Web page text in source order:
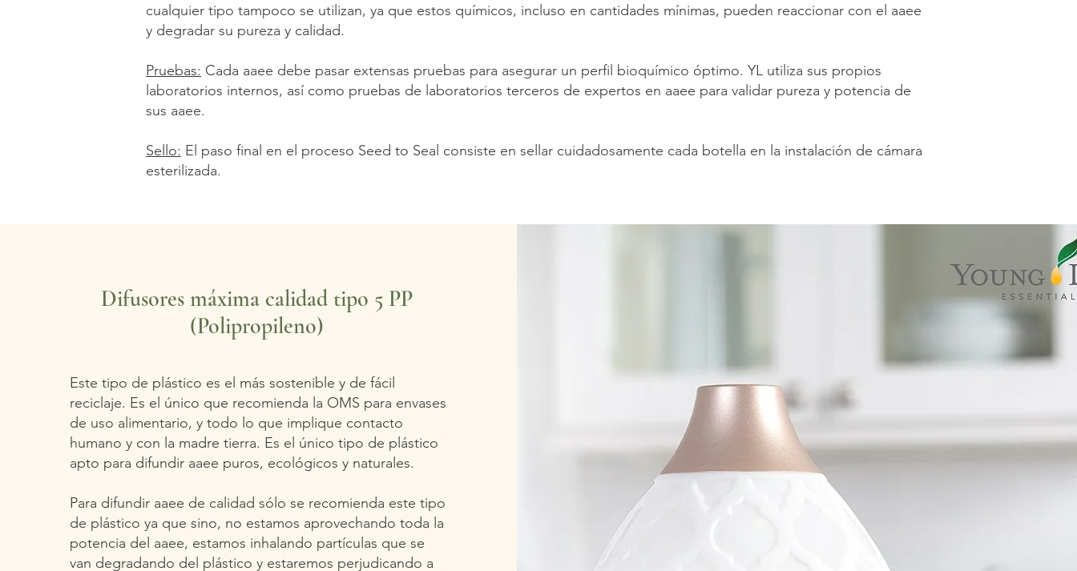
cualquier tipo tampoco se utilizan, ya que estos químicos, incluso en cantidades mínimas, pueden reaccionar con el aaee
y degradar su pureza y calidad.
Pruebas: Cada aaee debe pasar extensas pruebas para asegurar un perfil bioquímico óptimo. YL utiliza sus propios
laboratorios internos, así como pruebas de laboratorios terceros de expertos en aaee para validar pureza y potencia de
sus aaee.
Sello: El paso final en el proceso Seed to Seal consiste en sellar cuidadosamente cada botella en la instalación de cámara
esterilizada.
Difusores máxima calidad tipo 5 PP
(Polipropileno)
Este tipo de plástico es el más sostenible y de fácil
reciclaje. Es el único que recomienda la OMS para envases
de uso alimentario, y todo lo que implique contacto
humano y con la madre tierra. Es el único tipo de plástico
apto para difundir aaee puros, ecológicos y naturales.
Para difundir aaee de calidad sólo se recomienda este tipo
de plástico ya que sino, no estamos aprovechando toda la
potencia del aaee, estamos inhalando partículas que se
van degradando del plástico y estaremos perjudicando a